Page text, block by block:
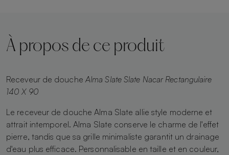
À propos de ce produit
Receveur de douche Alma Slate Slate Nacar Rectangulaire
140 X 90
Le receveur de douche Alma Slate allie style moderne et
attrait intemporel. Alma Slate conserve le charme de l'effet
pierre, tandis que sa grille minimaliste garantit un drainage
d'eau plus efficace. Personnalisable en taille et en couleur,